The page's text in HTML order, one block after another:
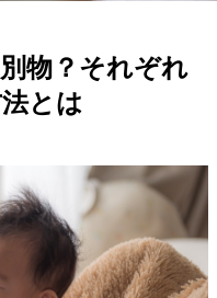
物？それぞれ
とは